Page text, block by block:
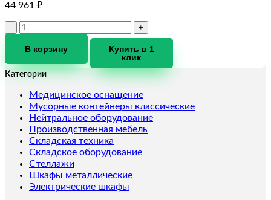
44 961 ₽
Количество
Балка
подвесная
TOR
г/
п
3,0
т
L
1,7
м
В корзину
Купить в 1
клик
Категории
Медицинское оснащение
Мусорные контейнеры классические
Нейтральное оборудование
Производственная мебель
Складская техника
Складское оборудование
Стеллажи
Шкафы металлические
Электрические шкафы